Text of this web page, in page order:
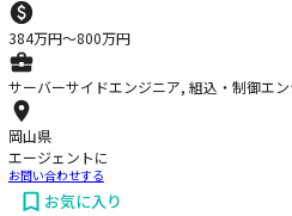
384万円〜800万円
サーバーサイドエンジニア, 組込・制御エ
岡山県
エージェントに
お問い合わせする
お気に入り